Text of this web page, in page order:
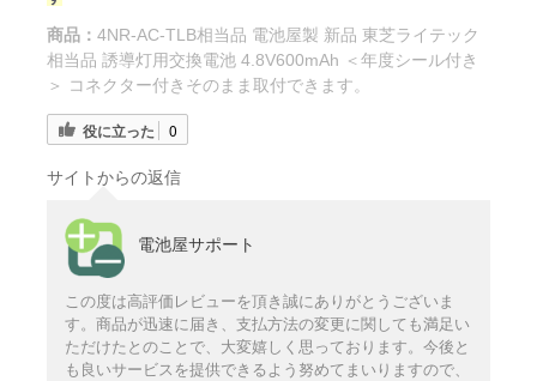
商品： 4NR-AC-TLB相当品 電池屋製 新品 東芝ライテック
相当品 誘導灯用交換電池 4.8V600mAh ＜年度シール付き
＞ コネクター付きそのまま取付できます。
役に立った 0
サイトからの返信
電池屋サポート
この度は高評価レビューを頂き誠にありがとうございま
す。商品が迅速に届き、支払方法の変更に関しても満足い
ただけたとのことで、大変嬉しく思っております。今後と
も良いサービスを提供できるよう努めてまいりますので、